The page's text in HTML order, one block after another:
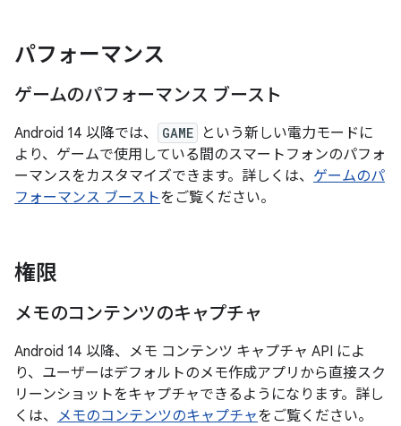
パフォーマンス
ゲームのパフォーマンス ブースト
Android 14 以降では、 GAME
という新しい電力モードに
より、ゲームで使用している間のスマートフォンのパフォ
ーマンスをカスタマイズできます。詳しくは、 ゲームのパ
フォーマンス ブーストをご覧ください。
権限
メモのコンテンツのキャプチャ
Android 14 以降、メモ コンテンツ キャプチャ API によ
り、ユーザーはデフォルトのメモ作成アプリから直接スク
リーンショットをキャプチャできるようになります。詳し
くは、 メモのコンテンツのキャプチャをご覧ください。